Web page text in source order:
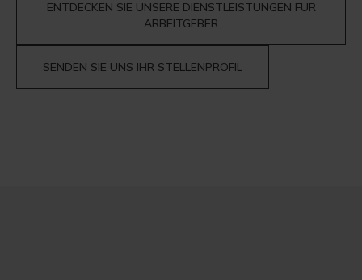
ENTDECKEN SIE UNSERE DIENSTLEISTUNGEN FÜR
ARBEITGEBER
SENDEN SIE UNS IHR STELLENPROFIL